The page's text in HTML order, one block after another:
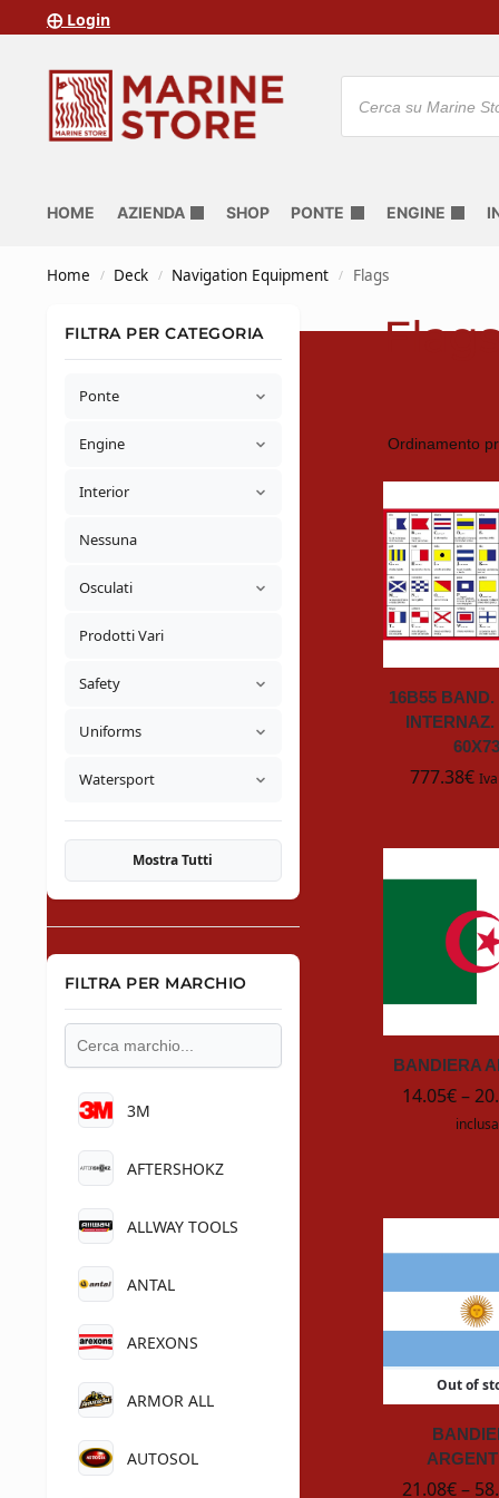
⨁ Login
HOME AZIENDA SHOP PONTE ENGINE
Home / Deck / Navigation Equipment / Flags
16B55
INTERNAZ.
60X73
777.38€
BANDIERA
14.05€–
inclusa
Out of
21.08€–
FILTRA PER CATEGORIA
Ponte
Engine
Interior
Nessuna
Osculati
Prodotti Vari
Safety
Uniforms
Watersport
Mostra Tutti
FILTRA PER MARCHIO
3M
AFTERSHOKZ
ALLWAY TOOLS
ANTAL
AREXONS
ARMOR ALL
AUTOSOL